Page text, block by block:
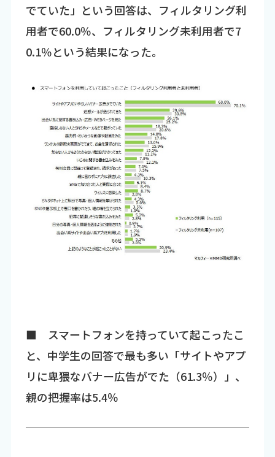
でていた」という回答は、フィルタリング利
用者で60.0％、フィルタリング未利用者で7
0.1％という結果になった。
■ スマートフォンを持っていて起こったこ
と、中学生の回答で最も多い「サイトやアプ
リに卑猥なバナー広告がでた（61.3％）」、
親の把握率は5.4％